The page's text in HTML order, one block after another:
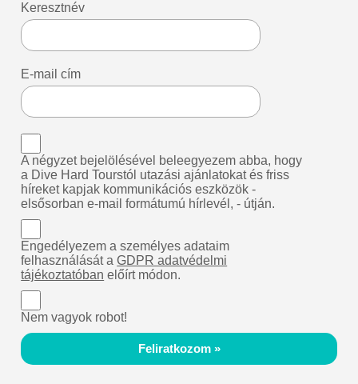
Keresztnév
E-mail cím
A négyzet bejelölésével beleegyezem abba, hogy
a Dive Hard Tourstól utazási ajánlatokat és friss
híreket kapjak kommunikációs eszközök -
elsősorban e-mail formátumú hírlevél, - útján.
Engedélyezem a személyes adataim
felhasználását aGDPR adatvédelmi
tájékoztatóban előírt módon.
Nem vagyok robot!
Feliratkozom »